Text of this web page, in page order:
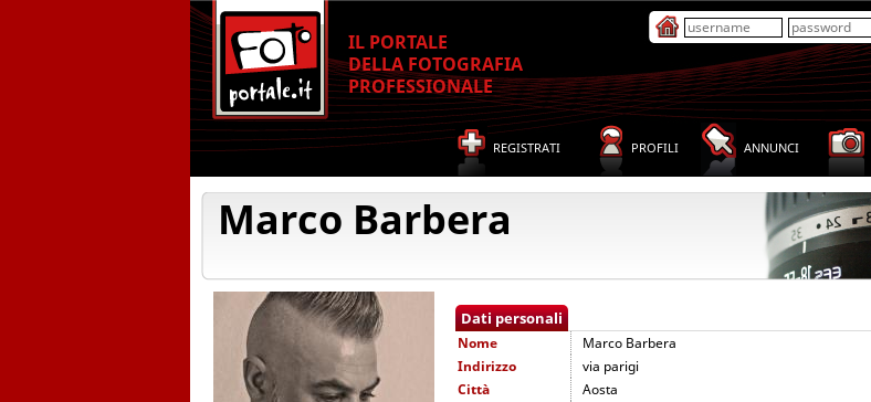
IL PORTALE
DELLA FOTOGRAFIA
PROFESSIONALE
REGISTRATI PROFILI ANNUNCI
Marco Barbera
Dati personali
Nome
Marco Barbera
Indirizzo
via parigi
Città
Aosta